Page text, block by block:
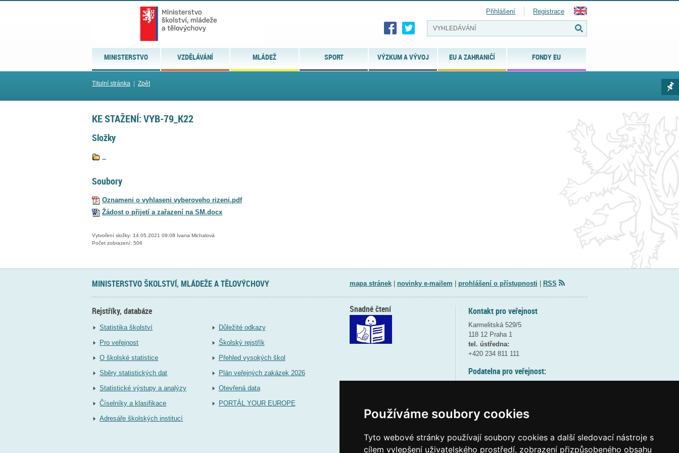
Používáme soubory cookies
Tyto webové stránky používají soubory cookies a další sledovací nástroje s
cílem vylepšení uživatelského prostředí, zobrazení přizpůsobeného obsahu
MINISTERSTVO VZDĚLÁVÁNÍ MLÁDEŽ SPORT VÝZKUM A VÝVOJ EU A ZAHRANIČÍ FONDY EU
Přihlášení Registrace
Titulní stránka Zpět
KE STAŽENÍ: VYB-79_K22
Složky
..
Soubory
Oznameni o vyhlaseni vyberoveho rizeni.pdf
Žádost o přijetí a zařazení na SM.docx
Vytvoření složky: 14.05.2021 09:08 Ivana Michalová
Počet zobrazení: 506
MINISTERSTVO ŠKOLSTVÍ, MLÁDEŽE A TĚLOVÝCHOVY mapa stránek| novinky e-mailem prohlášení o přístupnosti RSS
Rejstříky, databáze
Statistika školství
Pro veřejnost
O školské statistice
Sběry statistických dat
Statistické výstupy a analýzy
Číselníky a klasifikace
Adresáře školských institucí
Důležité odkazy
Školský rejstřík
Přehled vysokých škol
Plán veřejných zakázek 2026
Otevřená data
PORTÁL YOUR EUROPE
Kontakt pro veřejnost
Karmelitská 529/5
118 12 Praha 1
tel. ústředna:
+420 234 811 111
Podatelna pro veřejnost:
(více informací
Snadné čtení